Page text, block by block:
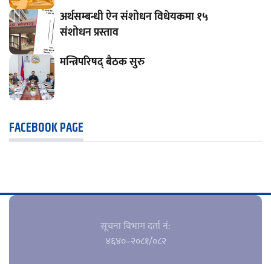
अर्थसम्बन्धी ऐन संशोधन विधेयकमा १५
संशोधन प्रस्ताव
मन्त्रिपरिषद् बैठक सुरु
FACEBOOK PAGE
सूचना विभाग दर्ता नं‍:
४६४०–२०८१/०८२